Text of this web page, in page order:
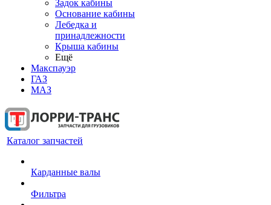
Задок кабины
Основание кабины
Лебедка и
принадлежности
Крыша кабины
Ещё
Макспауэр
ГАЗ
МАЗ
Каталог запчастей
Карданные валы
Фильтра